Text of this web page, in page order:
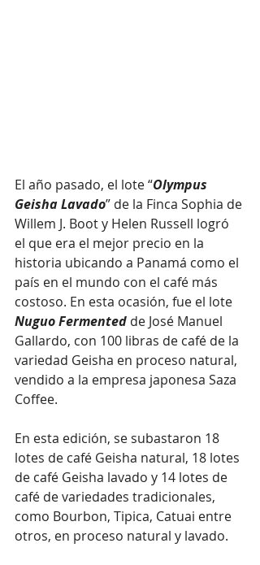
El año pasado, el lote “Olympus
Geisha Lavado” de la Finca Sophia de
Willem J. Boot y Helen Russell logró
el que era el mejor precio en la
historia ubicando a Panamá como el
país en el mundo con el café más
costoso. En esta ocasión, fue el lote
Nuguo Fermented de José Manuel
Gallardo, con 100 libras de café de la
variedad Geisha en proceso natural,
vendido a la empresa japonesa Saza
Coffee.
En esta edición, se subastaron 18
lotes de café Geisha natural, 18 lotes
de café Geisha lavado y 14 lotes de
café de variedades tradicionales,
como Bourbon, Tipica, Catuai entre
otros, en proceso natural y lavado.